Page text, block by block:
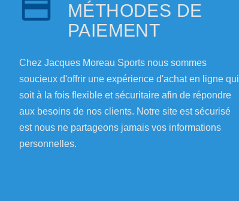
MÉTHODES DE
PAIEMENT
Chez Jacques Moreau Sports nous sommes
soucieux d'offrir une expérience d'achat en ligne qui
soit à la fois flexible et sécuritaire afin de répondre
aux besoins de nos clients. Notre site est sécurisé
est nous ne partageons jamais vos informations
personnelles.